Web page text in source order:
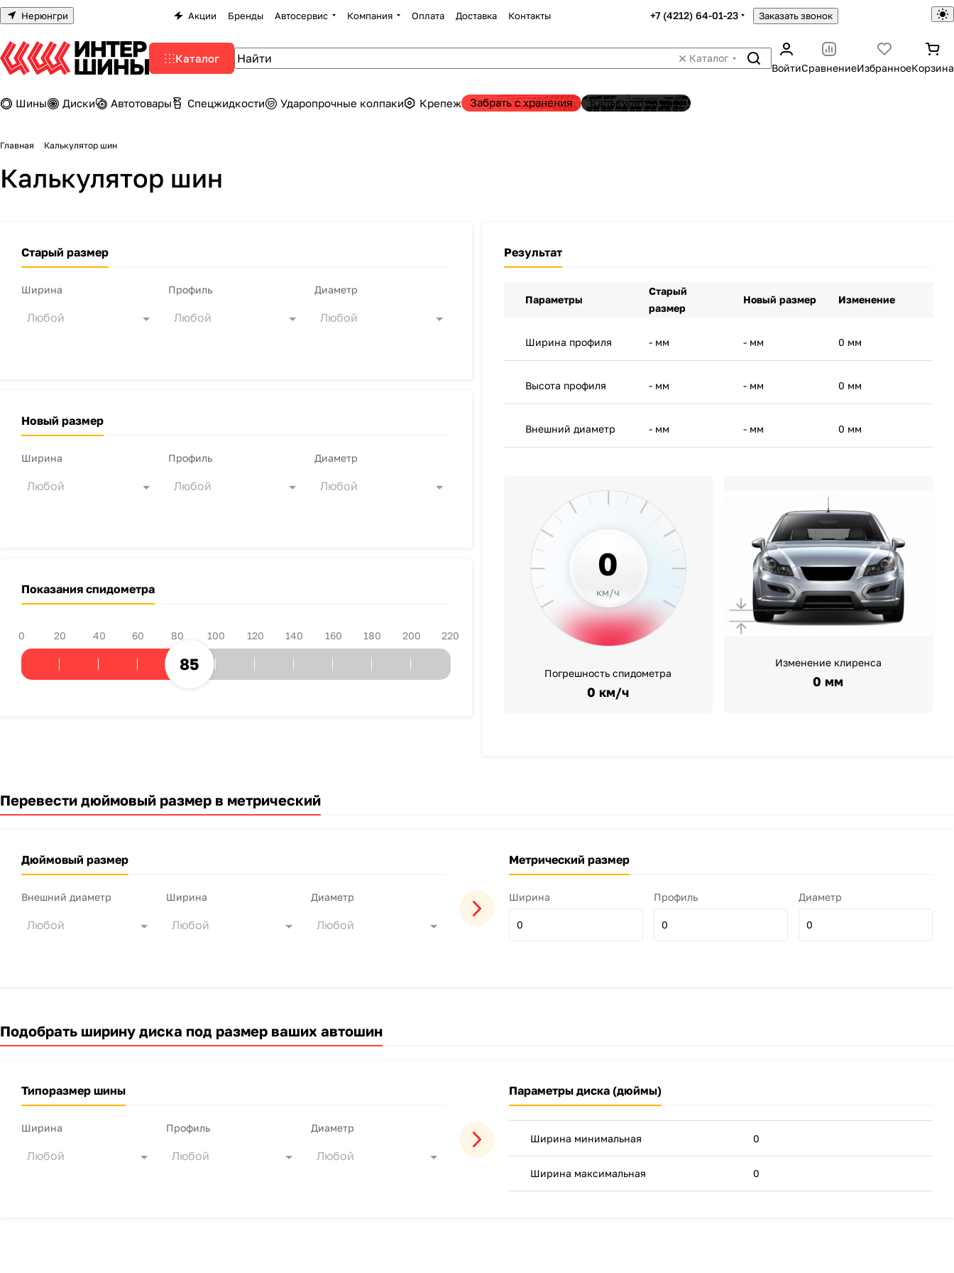
Нерюнгри Акции Бренды Автосервис Компания Оплата Доставка Контакты +7 (4212) 64-01-23 Заказать звонок
Каталог
Каталог
ВойтиСравнениеИзбранноеКорзина
Шины Диски Автотовары Спецжидкости Ударопрочные колпаки Крепеж Забрать с хранения Калькулятор шин
Главная Калькулятор шин
Калькулятор шин
Старый размер
Ширина
Любой
Профиль
Любой
Диаметр
Любой
Новый размер
Ширина
Любой
Профиль
Любой
Диаметр
Любой
Показания спидометра
0 20 40 60 80 100 120 140 160 180 200 220
85
Результат
Параметры
Старый
размер
Новый размер Изменение
Ширина профиля - мм - мм 0 мм
Высота профиля - мм - мм 0 мм
Внешний диаметр - мм - мм 0 мм
0
км/ч
Погрешность спидометра
0 км/ч
Изменение клиренса
0 мм
Перевести дюймовый размер в метрический
Дюймовый размер
Внешний диаметр
Любой
Ширина
Любой
Диаметр
Любой
Метрический размер
Ширина
0
Профиль
0
Диаметр
0
Подобрать ширину диска под размер ваших автошин
Типоразмер шины
Ширина
Любой
Профиль
Любой
Диаметр
Любой
Параметры диска (дюймы)
Ширина минимальная 0
Ширина максимальная 0